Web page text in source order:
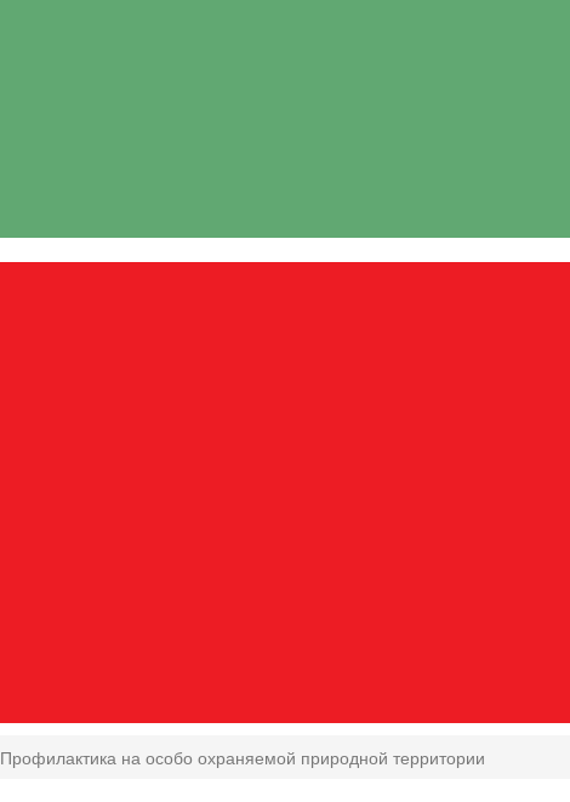
Профилактика на особо охраняемой природной территории